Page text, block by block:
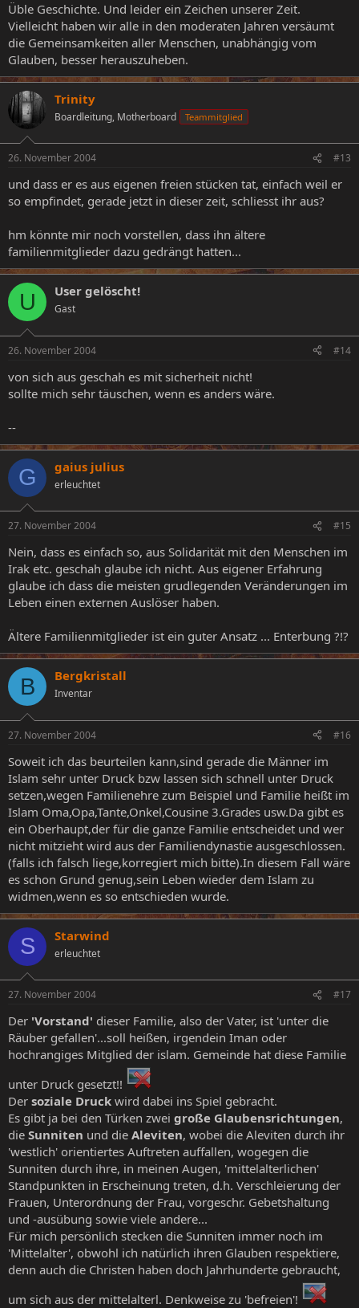
Üble Geschichte. Und leider ein Zeichen unserer Zeit.
Vielleicht haben wir alle in den moderaten Jahren versäumt
die Gemeinsamkeiten aller Menschen, unabhängig vom
Glauben, besser herauszuheben.
Trinity
Boardleitung, Motherboard Teammitglied
26. November 2004 #13
und dass er es aus eigenen freien stücken tat, einfach weil er
so empfindet, gerade jetzt in dieser zeit, schliesst ihr aus?
hm könnte mir noch vorstellen, dass ihn ältere
familienmitglieder dazu gedrängt hatten...
U User gelöscht!
Gast
26. November 2004 #14
von sich aus geschah es mit sicherheit nicht!
sollte mich sehr täuschen, wenn es anders wäre.
--
G gaius julius
erleuchtet
27. November 2004 #15
Nein, dass es einfach so, aus Solidarität mit den Menschen im
Irak etc. geschah glaube ich nicht. Aus eigener Erfahrung
glaube ich dass die meisten grudlegenden Veränderungen im
Leben einen externen Auslöser haben.
Ältere Familienmitglieder ist ein guter Ansatz ... Enterbung ?!?
B Bergkristall
Inventar
27. November 2004 #16
Soweit ich das beurteilen kann,sind gerade die Männer im
Islam sehr unter Druck bzw lassen sich schnell unter Druck
setzen,wegen Familienehre zum Beispiel und Familie heißt im
Islam Oma,Opa,Tante,Onkel,Cousine 3.Grades usw.Da gibt es
ein Oberhaupt,der für die ganze Familie entscheidet und wer
nicht mitzieht wird aus der Familiendynastie ausgeschlossen.
(falls ich falsch liege,korregiert mich bitte).In diesem Fall wäre
es schon Grund genug,sein Leben wieder dem Islam zu
widmen,wenn es so entschieden wurde.
S Starwind
erleuchtet
27. November 2004 #17
Der 'Vorstand' dieser Familie, also der Vater, ist 'unter die
Räuber gefallen'...soll heißen, irgendein Iman oder
hochrangiges Mitglied der islam. Gemeinde hat diese Familie
unter Druck gesetzt!!
Der soziale Druck wird dabei ins Spiel gebracht.
Es gibt ja bei den Türken zwei große Glaubensrichtungen,
die Sunniten und die Aleviten, wobei die Aleviten durch ihr
'westlich' orientiertes Auftreten auffallen, wogegen die
Sunniten durch ihre, in meinen Augen, 'mittelalterlichen'
Standpunkten in Erscheinung treten, d.h. Verschleierung der
Frauen, Unterordnung der Frau, vorgeschr. Gebetshaltung
und -ausübung sowie viele andere...
Für mich persönlich stecken die Sunniten immer noch im
'Mittelalter', obwohl ich natürlich ihren Glauben respektiere,
denn auch die Christen haben doch Jahrhunderte gebraucht,
um sich aus der mittelalterl. Denkweise zu 'befreien'!